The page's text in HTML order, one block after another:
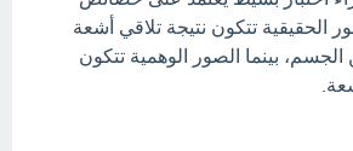
الحقيقية تتكون نتيجة تلاقي أشعة
بينما الصور الوهمية تتكون